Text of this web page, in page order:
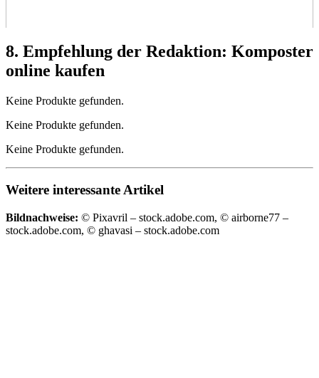
8. Empfehlung der Redaktion: Komposter
online kaufen
Keine Produkte gefunden.
Keine Produkte gefunden.
Keine Produkte gefunden.
Weitere interessante Artikel
Bildnachweise: © Pixavril – stock.adobe.com, © airborne77 –
stock.adobe.com, © ghavasi – stock.adobe.com